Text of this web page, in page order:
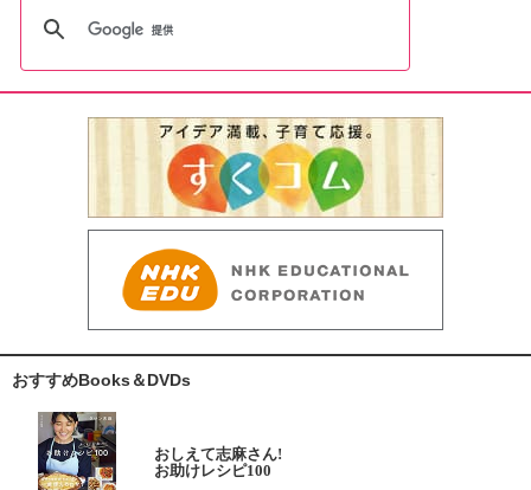
おすすめBooks＆DVDs
おしえて志麻さん!
お助けレシピ100